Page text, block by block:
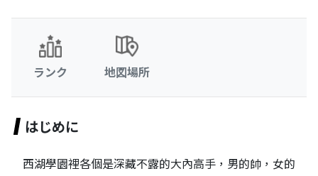
ランク 地図場所
はじめに
西湖學園裡各個是深藏不露的大內高手，男的帥，女的